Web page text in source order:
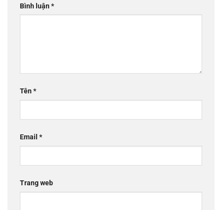
Bình luận*
Tên*
Email *
Trang web